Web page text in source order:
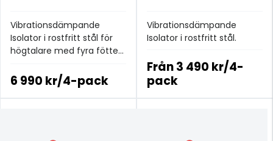
Vibrationsdämpande
Isolator i rostfritt stål för
högtalare med fyra fötter
6 990 kr/4-pack
Vibrationsdämpande
Isolator i rostfritt stål.
Från3 490 kr/4-
pack